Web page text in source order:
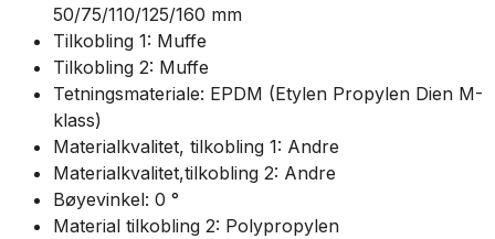
50/75/110/125/160 mm
Tilkobling 1: Muffe
Tilkobling 2: Muffe
Tetningsmateriale: EPDM (Etylen Propylen Dien M-
klass)
Materialkvalitet, tilkobling 1: Andre
Materialkvalitet,tilkobling 2: Andre
Bøyevinkel: 0 °
Material tilkobling 2: Polypropylen